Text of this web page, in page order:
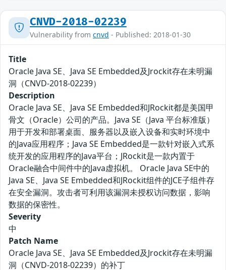
CNVD-2018-02239
Vulnerability from cnvd - Published: 2018-01-30
Title
Oracle Java SE、Java SE Embedded及Jrockit存在未明漏
洞（CNVD-2018-02239）
Description
Oracle Java SE、Java SE Embedded和JRockit都是美国甲
骨文（Oracle）公司的产品。Java SE（Java 平台标准版）
用于开发和部署桌面、服务器以及嵌入设备和实时环境中
的Java应用程序；Java SE Embedded是一款针对嵌入式系
统开发的应用程序的Java平台；JRockit是一款内置于
Oracle融合中间件中的Java虚拟机。 Oracle Java SE中的
Java SE、Java SE Embedded和JRockit组件的JCE子组件存
在安全漏洞。攻击者可利用该漏洞未授权访问数据，影响
数据的保密性。
Severity
中
Patch Name
Oracle Java SE、Java SE Embedded及Jrockit存在未明漏
洞（CNVD-2018-02239）的补丁